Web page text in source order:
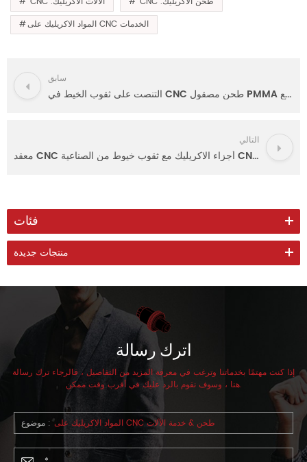
المواد الاكريليك على CNC الخدمات
سابق
التنصت على ثقوب الخيط في CNC طحن مصقول PMMA القطع
التالي
معقد CNC أجزاء الاكريليك مع ثقوب خيوط من الصناعية CNC راوتر
فئات
منتجات جديدة
اترك رسالة
إذا كنت مهتمًا بخدماتنا وترغب في معرفة المزيد من التفاصيل ، فالرجاء ترك رسالة
هنا ، وسوف نقوم بالرد عليك في أقرب وقت ممكن.
موضوع : المواد الاكريليك على CNC طحن & خدمة الآلات